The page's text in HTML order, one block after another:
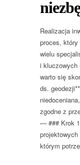
Realizacja
proces, który
wielu
i kluczowych
warto się
ds.
zgodne z
— ### Krok
którym